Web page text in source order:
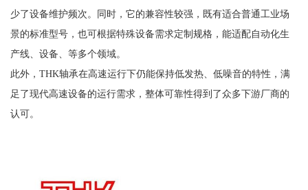
少了设备维护频次。同时，它的兼容性较强，既有适合普通工业场
景的标准型号，也可根据特殊设备需求定制规格，能适配自动化生
产线、设备、等多个领域。
此外，THK轴承在高速运行下仍能保持低发热、低噪音的特性，满
足了现代高速设备的运行需求，整体可靠性得到了众多下游厂商的
认可。